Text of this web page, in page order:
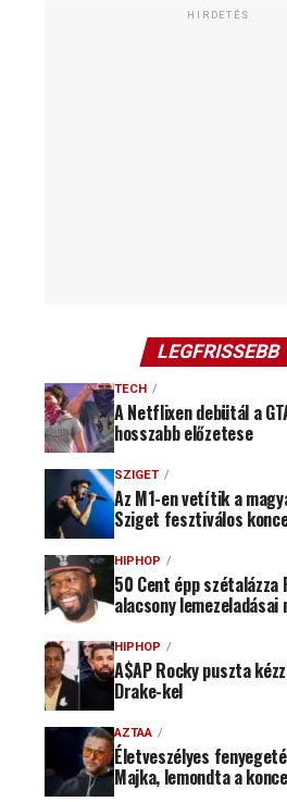
HIRDETÉS
LEGFRISSEBB
TECH
A Netflixen debütál a
hosszabb előzetese
SZIGET
Az M1-en vetítik a
Sziget fesztiválos
HIPHOP
50 Cent épp szétalázza
alacsony
HIPHOP
A$AP Rocky puszta
Drake-kel
AZTAA
Életveszélyes
Majka, lemondta a